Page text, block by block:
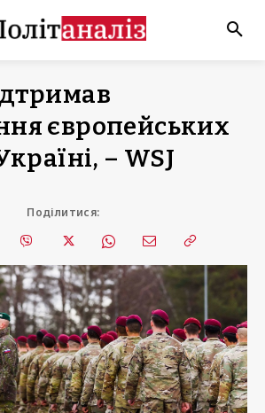
європейських
– WSJ
Поділитися: